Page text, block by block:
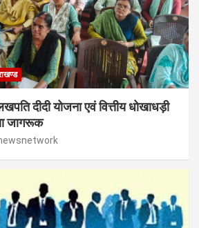
दीदी योजना एवं वित्तीय धोखाधड़ी
जागरूक